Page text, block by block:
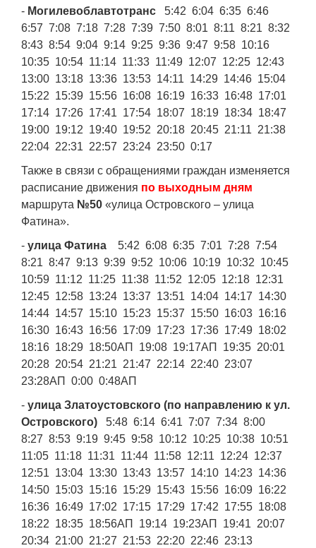
- Могилевоблавтотранс
5:42 6:04 6:35 6:46
6:57 7:08 7:18 7:28 7:39 7:50 8:01 8:11 8:21 8:32
8:43 8:54 9:04 9:14 9:25 9:36 9:47 9:58 10:16
10:35 10:54 11:14 11:33 11:49 12:07 12:25 12:43
13:00 13:18 13:36 13:53 14:11 14:29 14:46 15:04
15:22 15:39 15:56 16:08 16:19 16:33 16:48 17:01
17:14 17:26 17:41 17:54 18:07 18:19 18:34 18:47
19:00 19:12 19:40 19:52 20:18 20:45 21:11 21:38
22:04 22:31 22:57 23:24 23:50 0:17
Также в связи с обращениями граждан изменяется
расписание движения по выходным дням
маршрута №50 «улица Островского – улица
Фатина».
- улица Фатина
5:42 6:08 6:35 7:01 7:28 7:54
8:21 8:47 9:13 9:39 9:52 10:06 10:19 10:32 10:45
10:59 11:12 11:25 11:38 11:52 12:05 12:18 12:31
12:45 12:58 13:24 13:37 13:51 14:04 14:17 14:30
14:44 14:57 15:10 15:23 15:37 15:50 16:03 16:16
16:30 16:43 16:56 17:09 17:23 17:36 17:49 18:02
18:16 18:29 18:50АП 19:08 19:17АП 19:35 20:01
20:28 20:54 21:21 21:47 22:14 22:40 23:07
23:28АП 0:00 0:48АП
- улица Златоустовского (по направлению к ул.
Островского)
5:48 6:14 6:41 7:07 7:34 8:00
8:27 8:53 9:19 9:45 9:58 10:12 10:25 10:38 10:51
11:05 11:18 11:31 11:44 11:58 12:11 12:24 12:37
12:51 13:04 13:30 13:43 13:57 14:10 14:23 14:36
14:50 15:03 15:16 15:29 15:43 15:56 16:09 16:22
16:36 16:49 17:02 17:15 17:29 17:42 17:55 18:08
18:22 18:35 18:56АП 19:14 19:23АП 19:41 20:07
20:34 21:00 21:27 21:53 22:20 22:46 23:13